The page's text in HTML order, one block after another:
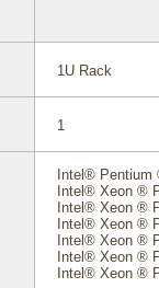
1U Rack
1
Intel® Pentium
Intel® Xeon ®
Intel® Xeon ®
Intel® Xeon ®
Intel® Xeon ®
Intel® Xeon ®
Intel® Xeon ®